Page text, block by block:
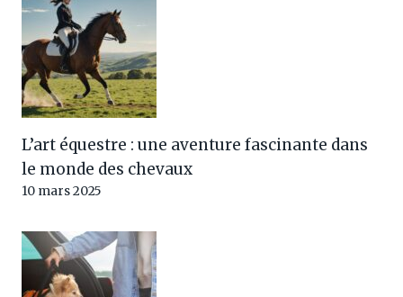
L’art équestre : une aventure fascinante dans
le monde des chevaux
10 mars 2025